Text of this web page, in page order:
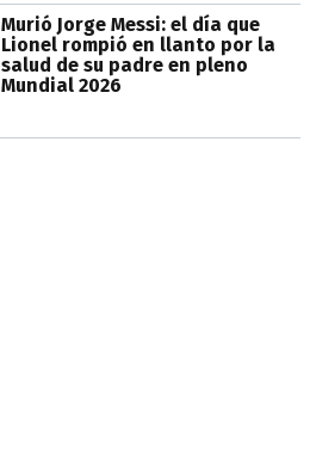
Murió Jorge Messi: el día que
Lionel rompió en llanto por la
salud de su padre en pleno
Mundial 2026